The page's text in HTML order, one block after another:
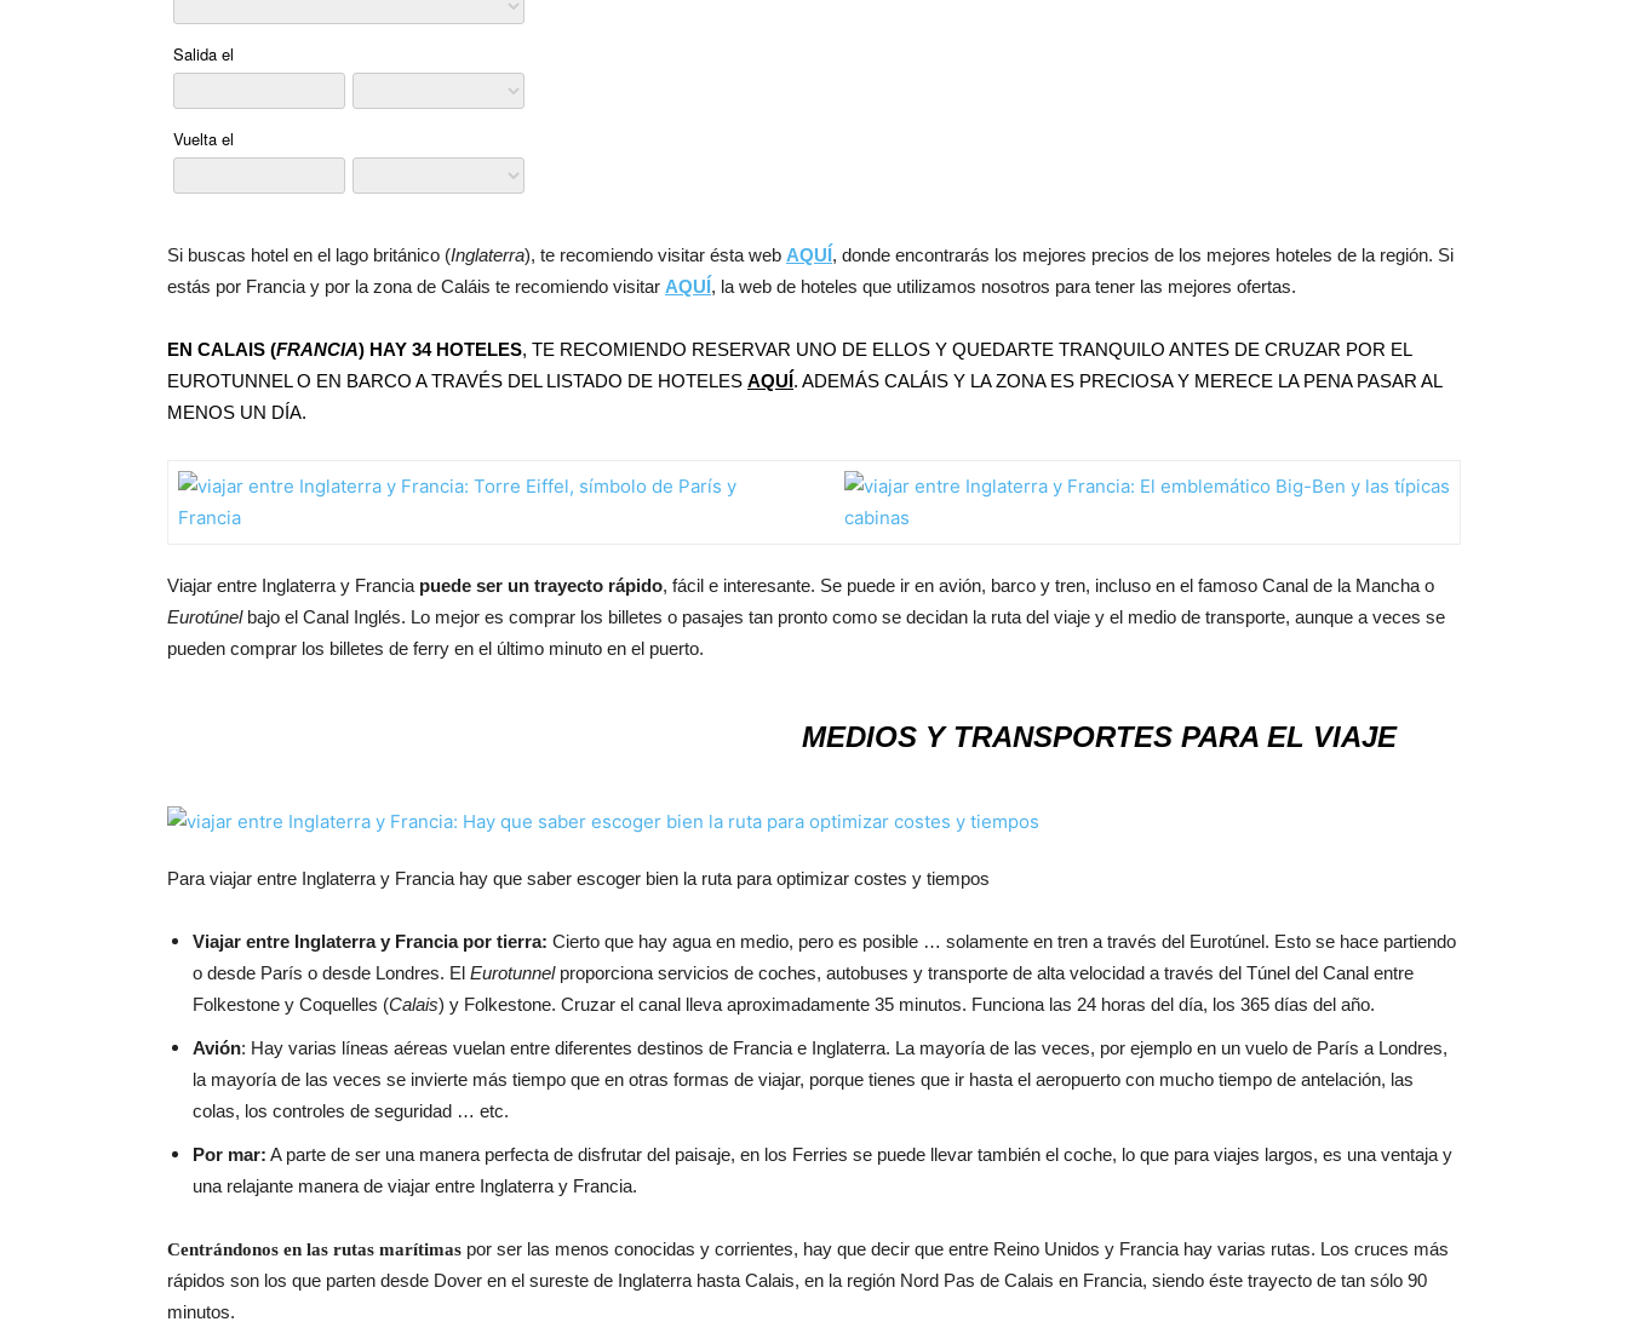
Si buscas hotel en el lago británico (Inglaterra), te recomiendo visitar ésta web AQUÍ, donde encontrarás los mejores precios de los mejores hoteles de la región. Si
estás por Francia y por la zona de Caláis te recomiendo visitar AQUÍ, la web de hoteles que utilizamos nosotros para tener las mejores ofertas.
EN CALAIS (FRANCIA) HAY 34 HOTELES, TE RECOMIENDO RESERVAR UNO DE ELLOS Y QUEDARTE TRANQUILO ANTES DE CRUZAR POR EL
EUROTUNNEL O EN BARCO A TRAVÉS DEL LISTADO DE HOTELES AQUÍ. ADEMÁS CALÁIS Y LA ZONA ES PRECIOSA Y MERECE LA PENA PASAR AL
MENOS UN DÍA.
Viajar entre Inglaterra y Francia puede ser un trayecto rápido, fácil e interesante. Se puede ir en avión, barco y tren, incluso en el famoso Canal de la Mancha o
Eurotúnelbajo el Canal Inglés. Lo mejor es comprar los billetes o pasajes tan pronto como se decidan la ruta del viaje y el medio de transporte, aunque a veces se
pueden comprar los billetes de ferry en el último minuto en el puerto.
MEDIOS Y TRANSPORTES PARA EL VIAJE
Para viajar entre Inglaterra y Francia hay que saber escoger bien la ruta para optimizar costes y tiempos
Viajar entre Inglaterra y Francia por tierra: Cierto que hay agua en medio, pero es posible … solamente en tren a través del Eurotúnel. Esto se hace partiendo
o desde París o desde Londres. El Eurotunnel proporciona servicios de coches, autobuses y transporte de alta velocidad a través del Túnel del Canal entre
Folkestone y Coquelles (Calais) y Folkestone. Cruzar el canal lleva aproximadamente 35 minutos. Funciona las 24 horas del día, los 365 días del año.
Avión: Hay varias líneas aéreas vuelan entre diferentes destinos de Francia e Inglaterra. La mayoría de las veces, por ejemplo en un vuelo de París a Londres,
la mayoría de las veces se invierte más tiempo que en otras formas de viajar, porque tienes que ir hasta el aeropuerto con mucho tiempo de antelación, las
colas, los controles de seguridad … etc.
Por mar: A parte de ser una manera perfecta de disfrutar del paisaje, en los Ferries se puede llevar también el coche, lo que para viajes largos, es una ventaja y
una relajante manera de viajar entre Inglaterra y Francia.
Centrándonos en las rutas marítimas por ser las menos conocidas y corrientes, hay que decir que entre Reino Unidos y Francia hay varias rutas. Los cruces más
rápidos son los que parten desde Dover en el sureste de Inglaterra hasta Calais, en la región Nord Pas de Calais en Francia, siendo éste trayecto de tan sólo 90
minutos.